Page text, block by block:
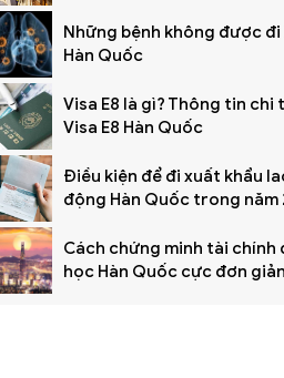
Những bệnh không được đi
Hàn Quốc
Visa E8 là gì? Thông tin chi
Visa E8 Hàn Quốc
Điều kiện để đi xuất khẩu
động Hàn Quốc trong năm
Cách chứng minh tài chính
học Hàn Quốc cực đơn giản